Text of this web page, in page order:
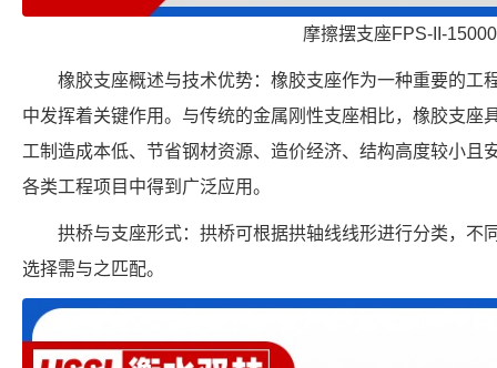
摩擦摆支座FPS-II-15000
橡胶支座概述与技术优势：橡胶支座作为一种重要的工
中发挥着关键作用。与传统的金属刚性支座相比，橡胶支座
工制造成本低、节省钢材资源、造价经济、结构高度较小且
各类工程项目中得到广泛应用。
拱桥与支座形式：拱桥可根据拱轴线线形进行分类，不
选择需与之匹配。